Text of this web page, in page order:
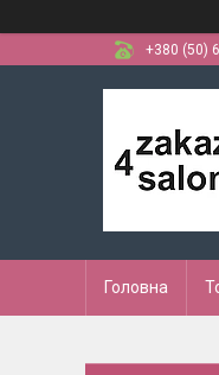
+380 (50)
Головна